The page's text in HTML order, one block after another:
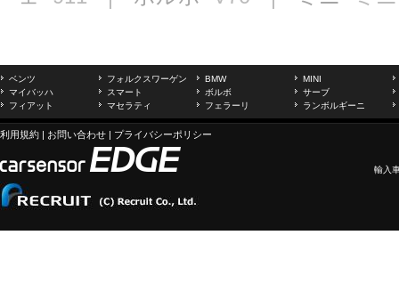
ベンツ フォルクスワーゲン BMW
MINI
マイバッハ
スマート ボルボ
サーブ
フィアット
マセラティ フェラーリ ランボルギーニ
利用規約 | お問い合わせ | プライバシーポリシー
輸入